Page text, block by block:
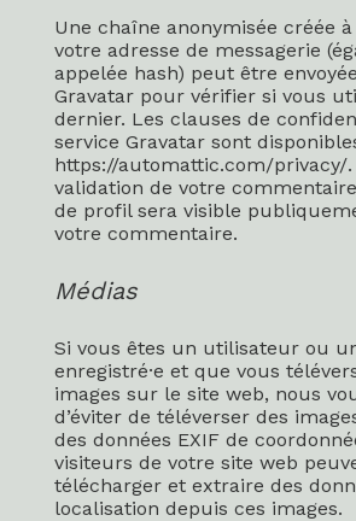
Une chaîne anonymisée créée
votre adresse de messagerie
appelée hash) peut être
Gravatar pour vérifier si vous
dernier. Les clauses de
service Gravatar sont
https://automattic.com/privacy/.
validation de votre
de profil sera visible
votre commentaire.
Médias
Si vous êtes un utilisateur ou
enregistré·e et que vous
images sur le site web, nous
d’éviter de téléverser des
des données EXIF de
visiteurs de votre site web
télécharger et extraire des
localisation depuis ces images.